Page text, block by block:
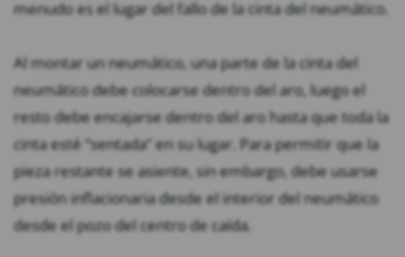
menudo es el lugar del fallo de la cinta del neumático.
Al montar un neumático, una parte de la cinta del
neumático debe colocarse dentro del aro, luego el
resto debe encajarse dentro del aro hasta que toda la
cinta esté “sentada” en su lugar. Para permitir que la
pieza restante se asiente, sin embargo, debe usarse
presión inflacionaria desde el interior del neumático
desde el pozo del centro de caída.